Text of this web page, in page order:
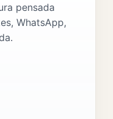
pensada
WhatsApp,